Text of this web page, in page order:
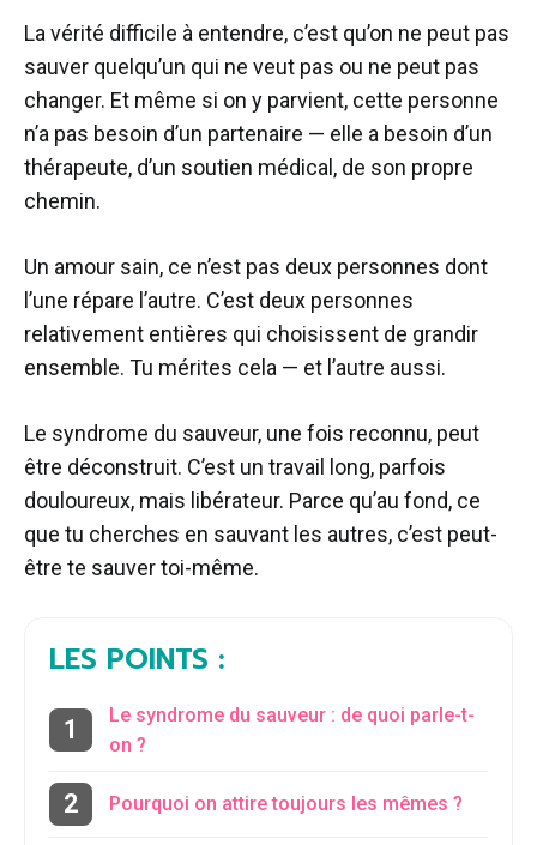
La vérité difficile à entendre, c’est qu’on ne peut pas
sauver quelqu’un qui ne veut pas ou ne peut pas
changer. Et même si on y parvient, cette personne
n’a pas besoin d’un partenaire — elle a besoin d’un
thérapeute, d’un soutien médical, de son propre
chemin.
Un amour sain, ce n’est pas deux personnes dont
l’une répare l’autre. C’est deux personnes
relativement entières qui choisissent de grandir
ensemble. Tu mérites cela — et l’autre aussi.
Le syndrome du sauveur, une fois reconnu, peut
être déconstruit. C’est un travail long, parfois
douloureux, mais libérateur. Parce qu’au fond, ce
que tu cherches en sauvant les autres, c’est peut-
être te sauver toi-même.
LES POINTS :
Le syndrome du sauveur : de quoi parle-t-
on ?
Pourquoi on attire toujours les mêmes ?